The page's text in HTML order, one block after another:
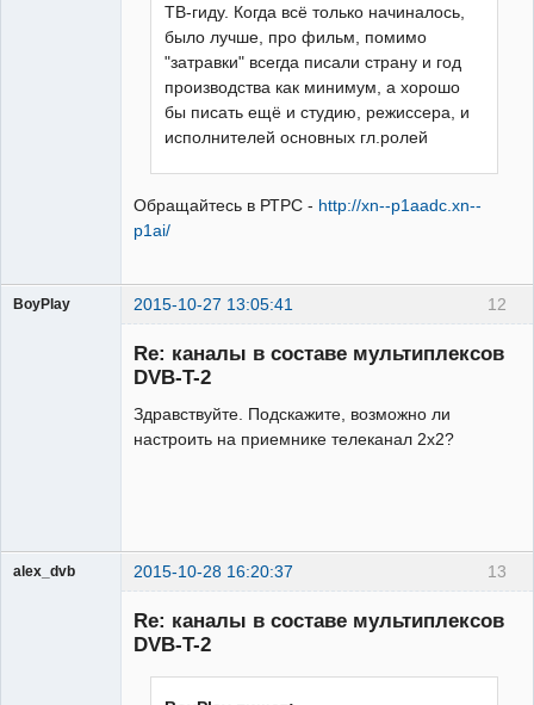
ТВ-гиду. Когда всё только начиналось,
было лучше, про фильм, помимо
"затравки" всегда писали страну и год
производства как минимум, а хорошо
бы писать ещё и студию, режиссера, и
исполнителей основных гл.ролей
Обращайтесь в РТРС - http://xn--p1aadc.xn--
p1ai/
12
BoyPlay 2015-10-27 13:05:41
Re: каналы в составе мультиплексов
DVB-T-2
Здравствуйте. Подскажите, возможно ли
настроить на приемнике телеканал 2х2?
13
alex_dvb 2015-10-28 16:20:37
Re: каналы в составе мультиплексов
DVB-T-2